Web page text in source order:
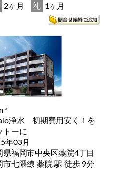
2ヶ月 礼 1ヶ月
2
浄水 初期費用安く！を
トーに
年03月
県福岡市中央区薬院4丁目
福岡市七隈線 薬院 駅 徒歩 9分